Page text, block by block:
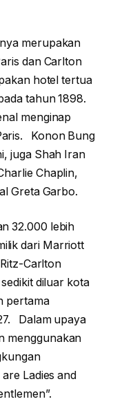
merupakan
dan Carlton
hotel tertua
tahun 1898.
menginap
Konon Bung
juga Shah Iran
Chaplin,
Greta Garbo.
32.000 lebih
dari Marriott
Carlton
diluar kota
pertama
Dalam upaya
menggunakan
Ladies and